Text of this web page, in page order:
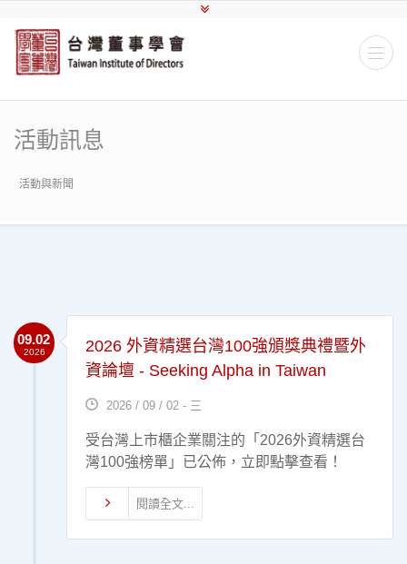
活動訊息
活動與新聞
09.02
2026
2026 外資精選台灣100強頒獎典禮暨外
資論壇 - Seeking Alpha in Taiwan
2026 / 09 / 02 - 三
受台灣上市櫃企業關注的「2026外資精選台
灣100強榜單」已公佈，立即點擊查看！
閱讀全文...